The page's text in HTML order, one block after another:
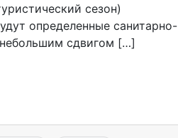
сезон)
определенные санитарно-
сдвигом […]